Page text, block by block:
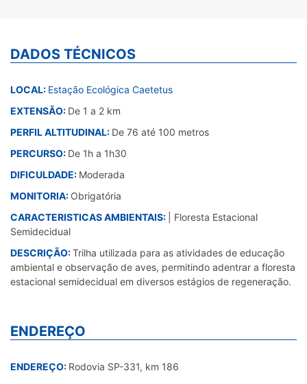
DADOS TÉCNICOS
LOCAL: Estação Ecológica Caetetus
EXTENSÃO: De 1 a 2 km
PERFIL ALTITUDINAL: De 76 até 100 metros
PERCURSO: De 1h a 1h30
DIFICULDADE: Moderada
MONITORIA: Obrigatória
CARACTERISTICAS AMBIENTAIS:
| Floresta Estacional
Semidecidual
DESCRIÇÃO:Trilha utilizada para as atividades de educação
ambiental e observação de aves, permitindo adentrar a floresta
estacional semidecidual em diversos estágios de regeneração.
ENDEREÇO
ENDEREÇO: Rodovia SP-331, km 186